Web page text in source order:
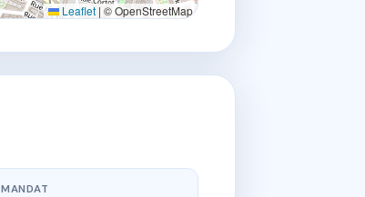
Leaflet | © OpenStreetMap
MANDAT